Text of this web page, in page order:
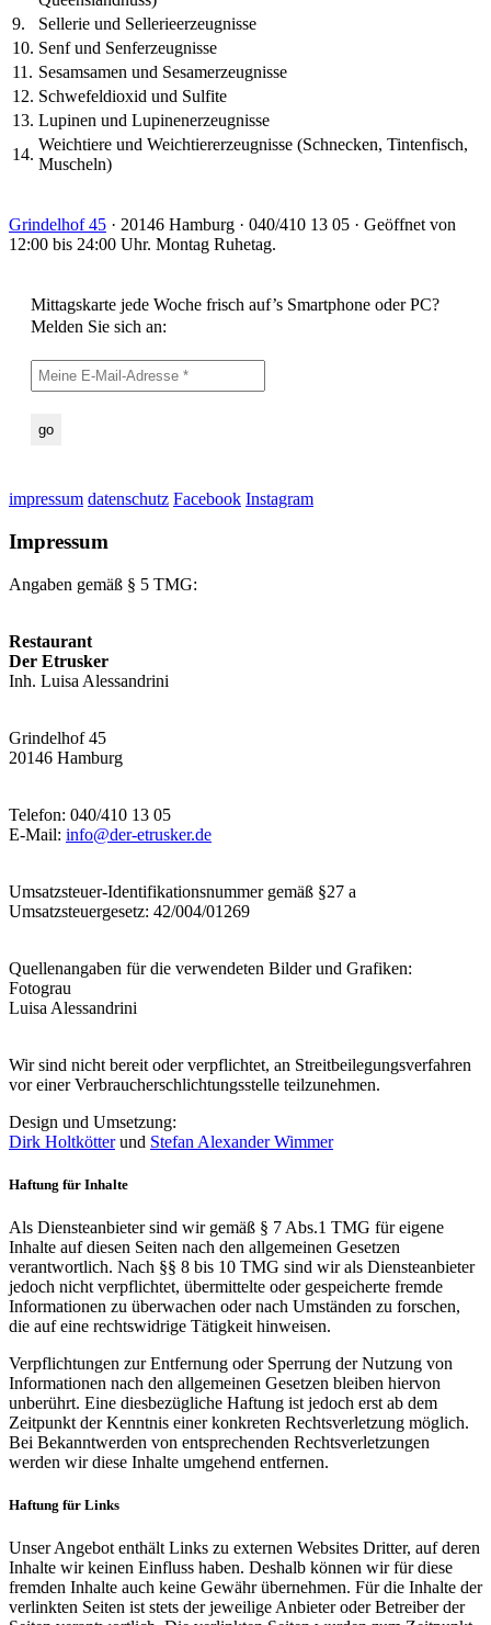
9.
Sellerie und Sellerieerzeugnisse
10. Senf und Senferzeugnisse
11. Sesamsamen und Sesamerzeugnisse
12. Schwefeldioxid und Sulfite
13. Lupinen und Lupinenerzeugnisse
14.
Weichtiere und Weichtiererzeugnisse (Schnecken, Tintenfisch,
Muscheln)
Grindelhof 45 · 20146 Hamburg · 040/410 13 05 · Geöffnet von
12:00 bis 24:00 Uhr. Montag Ruhetag.
Mittagskarte jede Woche frisch auf’s Smartphone oder PC?
Melden Sie sich an:
impressum datenschutz Facebook Instagram
Impressum
Angaben gemäß § 5 TMG:
Restaurant
Der Etrusker
Inh. Luisa Alessandrini
Grindelhof 45
20146 Hamburg
Telefon: 040/410 13 05
E-Mail: info@der-etrusker.de
Umsatzsteuer-Identifikationsnummer gemäß §27 a
Umsatzsteuergesetz: 42/004/01269
Quellenangaben für die verwendeten Bilder und Grafiken:
Fotograu
Luisa Alessandrini
Wir sind nicht bereit oder verpflichtet, an Streitbeilegungsverfahren
vor einer Verbraucherschlichtungsstelle teilzunehmen.
Design und Umsetzung:
Dirk Holtkötterund Stefan Alexander Wimmer
Haftung für Inhalte
Als Diensteanbieter sind wir gemäß § 7 Abs.1 TMG für eigene
Inhalte auf diesen Seiten nach den allgemeinen Gesetzen
verantwortlich. Nach §§ 8 bis 10 TMG sind wir als Diensteanbieter
jedoch nicht verpflichtet, übermittelte oder gespeicherte fremde
Informationen zu überwachen oder nach Umständen zu forschen,
die auf eine rechtswidrige Tätigkeit hinweisen.
Verpflichtungen zur Entfernung oder Sperrung der Nutzung von
Informationen nach den allgemeinen Gesetzen bleiben hiervon
unberührt. Eine diesbezügliche Haftung ist jedoch erst ab dem
Zeitpunkt der Kenntnis einer konkreten Rechtsverletzung möglich.
Bei Bekanntwerden von entsprechenden Rechtsverletzungen
werden wir diese Inhalte umgehend entfernen.
Haftung für Links
Unser Angebot enthält Links zu externen Websites Dritter, auf deren
Inhalte wir keinen Einfluss haben. Deshalb können wir für diese
fremden Inhalte auch keine Gewähr übernehmen. Für die Inhalte der
verlinkten Seiten ist stets der jeweilige Anbieter oder Betreiber der